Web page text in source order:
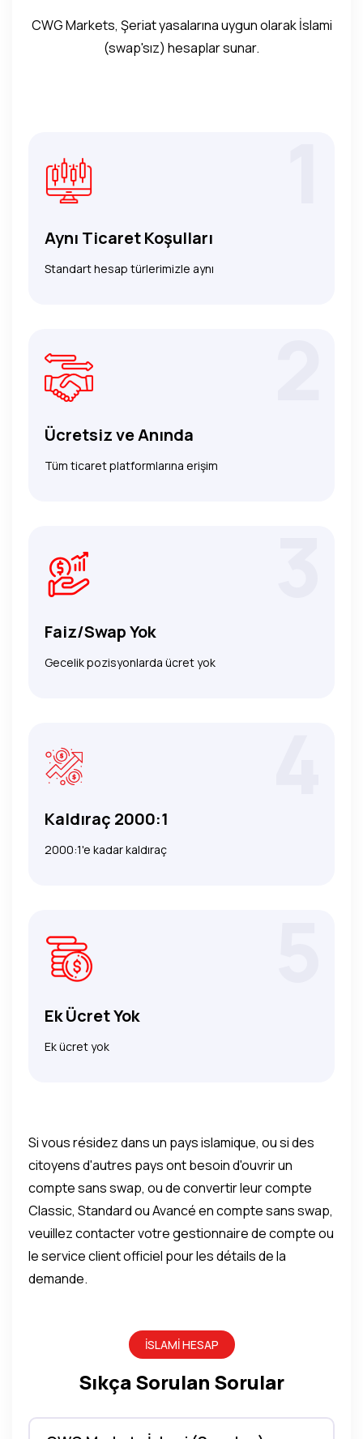
CWG Markets, Şeriat yasalarına uygun olarak İslami
(swap'sız) hesaplar sunar.
Aynı Ticaret Koşulları
Standart hesap türlerimizle aynı
Ücretsiz ve Anında
Tüm ticaret platformlarına erişim
Faiz/Swap Yok
Gecelik pozisyonlarda ücret yok
Kaldıraç 2000:1
2000:1'e kadar kaldıraç
Ek Ücret Yok
Ek ücret yok
Si vous résidez dans un pays islamique, ou si des
citoyens d'autres pays ont besoin d'ouvrir un
compte sans swap, ou de convertir leur compte
Classic, Standard ou Avancé en compte sans swap,
veuillez contacter votre gestionnaire de compte ou
le service client officiel pour les détails de la
demande.
İSLAMI HESAP
Sıkça Sorulan Sorular